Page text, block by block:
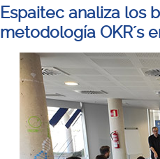
Espaitec analiza los
metodología OKR´s